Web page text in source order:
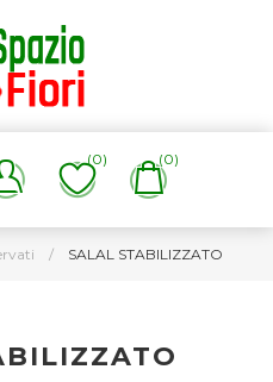
(0) (0)
/ SALAL STABILIZZATO